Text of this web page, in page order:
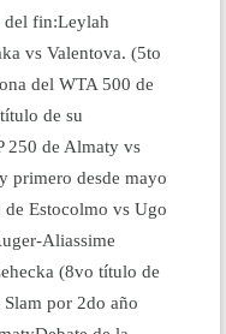
del fin:Leylah
vs Valentova. (5to
del WTA 500 de
de su
250 de Almaty vs
primero desde mayo
de Estocolmo vs Ugo
Aliassime
(8vo título de
por 2do año